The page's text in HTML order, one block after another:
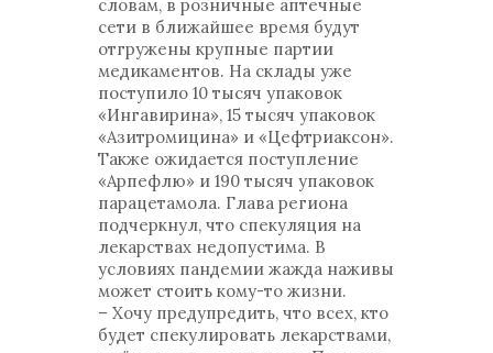
словам, в розничные аптечные
сети в ближайшее время будут
отгружены крупные партии
медикаментов. На склады уже
поступило 10 тысяч упаковок
«Ингавирина», 15 тысяч упаковок
«Азитромицина» и «Цефтриаксон».
Также ожидается поступление
«Арпефлю» и 190 тысяч упаковок
парацетамола. Глава региона
подчеркнул, что спекуляция на
лекарствах недопустима. В
условиях пандемии жажда наживы
может стоить кому-то жизни.
– Хочу предупредить, что всех, кто
будет спекулировать лекарствами,